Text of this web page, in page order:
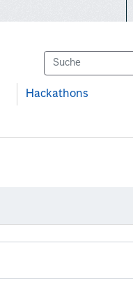
Hackathons